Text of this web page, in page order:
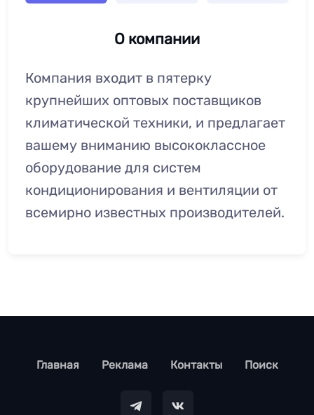
О компании
Компания входит в пятерку
крупнейших оптовых поставщиков
климатической техники, и предлагает
вашему вниманию высококлассное
оборудование для систем
кондиционирования и вентиляции от
всемирно известных производителей.
footer
Главная Реклама Контакты Поиск